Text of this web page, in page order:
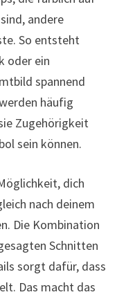
andere
So entsteht
oder ein
spannend
häufig
Zugehörigkeit
sein können.
dich
nach deinem
Die Kombination
Schnitten
sorgt dafür, dass
Das macht das